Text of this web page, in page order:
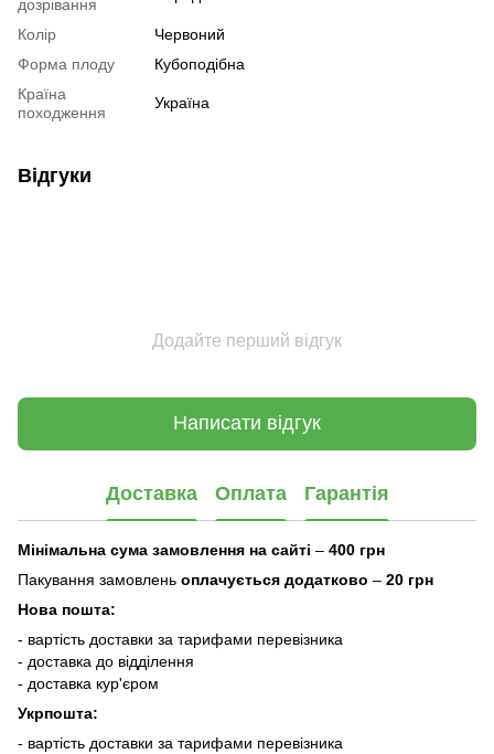
дозрівання
Колір
Червоний
Форма плоду
Кубоподібна
Країна
походження
Україна
Відгуки
Додайте перший відгук
Написати відгук
Доставка Оплата Гарантія
Мінімальна сума замовлення на сайті – 400 грн
Пакування замовлень оплачується додатково – 20 грн
Нова пошта:
- вартість доставки за тарифами перевізника
- доставка до відділення
- доставка кур'єром
Укрпошта:
- вартість доставки за тарифами перевізника